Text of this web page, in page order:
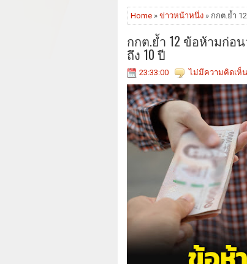
Home » ข่าวหน้าหนึ่ง » กกต.ย้ำ
กกต.ย้ำ 12 ข้อห้ามก่อ
ถึง 10 ปี
23:33:00 ไม่มีความคิดเห็